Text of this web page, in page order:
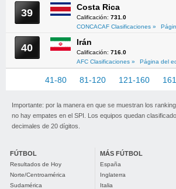
39 Costa Rica
Calificación: 731.0
CONCACAF Clasificaciones »
40 Irán
Calificación: 716.0
AFC Clasificaciones »
Página del
41-80 81-120 121-160
Importante: por la manera en que se muestran los
no hay empates en el SPI. Los equipos quedan
decimales de 20 dígitos.
FÚTBOL
Resultados de Hoy
Norte/Centroamérica
Sudamérica
MÁS FÚTBOL
España
Inglaterra
Italia